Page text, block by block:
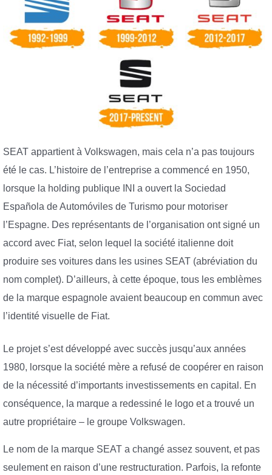
SEAT appartient à Volkswagen, mais cela n’a pas toujours
été le cas. L’histoire de l’entreprise a commencé en 1950,
lorsque la holding publique INI a ouvert la Sociedad
Española de Automóviles de Turismo pour motoriser
l’Espagne. Des représentants de l’organisation ont signé un
accord avec Fiat, selon lequel la société italienne doit
produire ses voitures dans les usines SEAT (abréviation du
nom complet). D’ailleurs, à cette époque, tous les emblèmes
de la marque espagnole avaient beaucoup en commun avec
l’identité visuelle de Fiat.
Le projet s’est développé avec succès jusqu’aux années
1980, lorsque la société mère a refusé de coopérer en raison
de la nécessité d’importants investissements en capital. En
conséquence, la marque a redessiné le logo et a trouvé un
autre propriétaire – le groupe Volkswagen.
Le nom de la marque SEAT a changé assez souvent, et pas
seulement en raison d’une restructuration. Parfois, la refonte